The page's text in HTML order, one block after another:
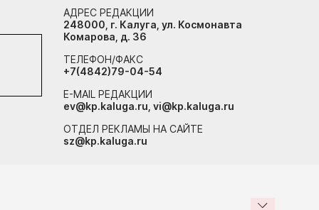
АДРЕС РЕДАКЦИИ
248000, г. Калуга, ул. Космонавта
Комарова, д. 36
ТЕЛЕФОН/ФАКС
+7(4842)79-04-54
E-MAIL РЕДАКЦИИ
ev@kp.kaluga.ru, vi@kp.kaluga.ru
ОТДЕЛ РЕКЛАМЫ НА САЙТЕ
sz@kp.kaluga.ru